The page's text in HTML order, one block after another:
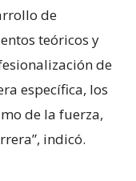
de
teóricos y
de
específica, los
de la fuerza,
indicó.